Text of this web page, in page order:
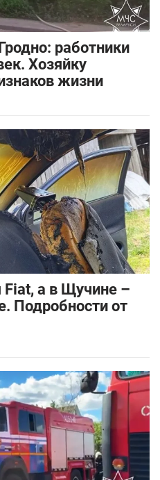
работники
Хозяйку
жизни
Fiat, а в Щучине –
Подробности от